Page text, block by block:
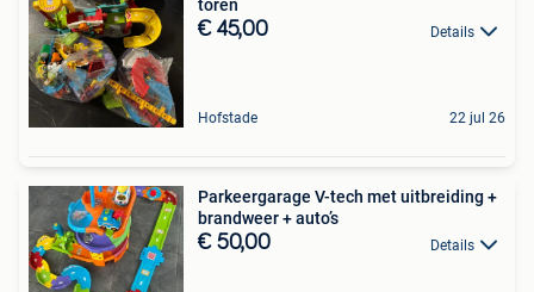
toren
€ 45,00 Details
Hofstade 22 jul 26
Parkeergarage V-tech met uitbreiding +
brandweer + auto’s
€ 50,00 Details